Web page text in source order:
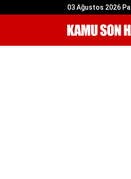
03 Ağustos 2026